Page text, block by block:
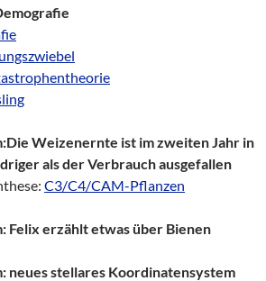
Weizenernte ist im zweiten Jahr in
als der Verbrauch ausgefallen
C3/C4/CAM-Pflanzen
Felix erzählt etwas über Bienen
neues stellares Koordinatensystem